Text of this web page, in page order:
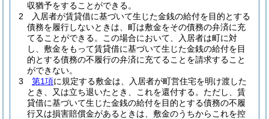
収猶予をすることができる。
2
入居者が賃貸借に基づいて生じた金銭の給付を目的とする
債務を履行しないときは、町は敷金をその債務の弁済に充
てることができる。
この場合において、入居者は町に対
し、敷金をもって賃貸借に基づいて生じた金銭の給付を目
的とする債務の不履行の弁済に充てることを請求すること
ができない。
3
第1項に規定する敷金は、入居者が町営住宅を明け渡した
とき、又は立ち退いたとき、これを還付する。 ただし、賃
貸借に基づいて生じた金銭の給付を目的とする債務の不履
行又は損害賠償金があるときは、敷金のうちからこれを控